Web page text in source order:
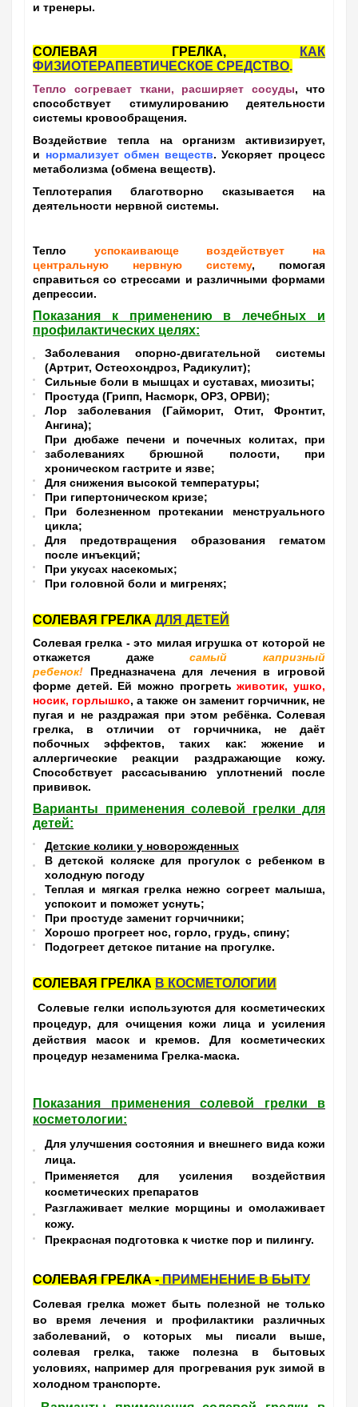
и тренеры.
СОЛЕВАЯ ГРЕЛКА,
КАК
ФИЗИОТЕРАПЕВТИЧЕСКОЕ СРЕДСТВО.
Тепло согревает ткани, расширяет сосуды, что
способствует стимулированию деятельности
системы кровообращения.
Воздействие тепла на организм активизирует,
и нормализует обмен веществ. Ускоряет процесс
метаболизма (обмена веществ).
Теплотерапия благотворно сказывается на
деятельности нервной системы.
Тепло успокаивающе воздействует на
центральную нервную систему, помогая
справиться со стрессами и различными формами
депрессии.
Показания к применению в лечебных и
профилактических целях:
Заболевания опорно-двигательной системы
(Артрит, Остеохондроз, Радикулит);
Сильные боли в мышцах и суставах, миозиты;
Простуда (Грипп, Насморк, ОРЗ, ОРВИ);
Лор заболевания (Гайморит, Отит, Фронтит,
Ангина);
При дюбаже печени и почечных колитах, при
заболеваниях брюшной полости, при
хроническом гастрите и язве;
Для снижения высокой температуры;
При гипертоническом кризе;
При болезненном протекании менструального
цикла;
Для предотвращения образования гематом
после инъекций;
При укусах насекомых;
При головной боли и мигренях;
СОЛЕВАЯ ГРЕЛКА ДЛЯ ДЕТЕЙ
Солевая грелка - это милая игрушка от которой не
откажется дажесамый капризный
ребенок! Предназначена для лечения в игровой
форме детей. Ей можно прогретьживотик, ушко,
носик, горлышко, а также он заменит горчичник, не
пугая и не раздражая при этом ребёнка. Солевая
грелка, в отличии от горчичника, не даёт
побочных эффектов, таких как: жжение и
аллергические реакции раздражающие кожу.
Способствует рассасыванию уплотнений после
прививок.
Варианты применения солевой грелки для
детей:
Детские колики у новорожденных
В детской коляске для прогулок с ребенком в
холодную погоду
Теплая и мягкая грелка нежно согреет малыша,
успокоит и поможет уснуть;
При простуде заменит горчичники;
Хорошо прогреет нос, горло, грудь, спину;
Подогреет детское питание на прогулке.
СОЛЕВАЯ ГРЕЛКА В КОСМЕТОЛОГИИ
Солевые гелки используются для косметических
процедур, для очищения кожи лица и усиления
действия масок и кремов. Для косметических
процедур незаменима Грелка-маска.
Показания применения солевой грелки в
косметологии:
Для улучшения состояния и внешнего вида кожи
лица.
Применяется для усиления воздействия
косметических препаратов
Разглаживает мелкие морщины и омолаживает
кожу.
Прекрасная подготовка к чистке пор и пилингу.
СОЛЕВАЯ ГРЕЛКА -ПРИМЕНЕНИЕ В БЫТУ
Солевая грелка может быть полезной не только
во время лечения и профилактики различных
заболеваний, о которых мы писали выше,
солевая грелка, также полезна в бытовых
условиях, например для прогревания рук зимой в
холодном транспорте.